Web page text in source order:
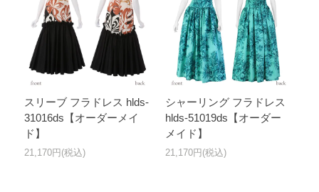
スリーブ フラドレス hlds-
31016ds【オーダーメイ
ド】
21,170円(税込)
シャーリング フラドレス
hlds-51019ds【オーダー
メイド】
21,170円(税込)